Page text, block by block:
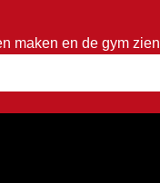
maken en de gym zien